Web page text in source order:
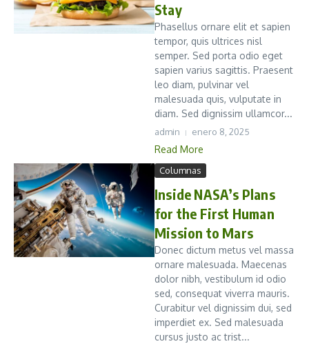
Stay
Phasellus ornare elit et sapien
tempor, quis ultrices nisl
semper. Sed porta odio eget
sapien varius sagittis. Praesent
leo diam, pulvinar vel
malesuada quis, vulputate in
diam. Sed dignissim ullamcor...
admin enero 8, 2025
Read More
Columnas
Inside NASA’s Plans
for the First Human
Mission to Mars
Donec dictum metus vel massa
ornare malesuada. Maecenas
dolor nibh, vestibulum id odio
sed, consequat viverra mauris.
Curabitur vel dignissim dui, sed
imperdiet ex. Sed malesuada
cursus justo ac trist...